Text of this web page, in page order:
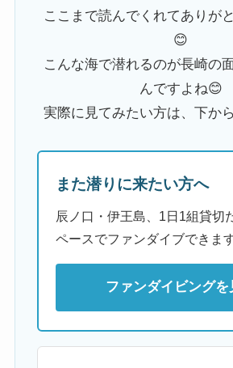
ここまで読んでくれてありが
😊
こんな海で潜れるのが長崎の
んですよね😊
実際に見てみたい方は、下か
また潜りに来たい方へ
辰ノ口・伊王島、1日1組貸切
ペースでファンダイブできます
ファンダイビングを